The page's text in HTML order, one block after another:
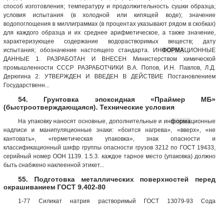
способ изготовления; температуру и продолжительность сушки образца;
условия испытания (в холодной или кипящей воде); значение
водопоглощения в миллиграммах (в процентах указывают рядом в скобках)
для каждого образца и их среднее арифметическое, а также значение,
характеризующее содержание водорастворимых веществ; дату
испытания; обозначение настоящего стандарта. ИНФОРМАЦИОННЫЕ
ДАННЫЕ 1. РАЗРАБОТАН И ВНЕСЕН Министерством химической
промышленности СССР РАЗРАБОТЧИКИ В.А. Попов, И.Н. Павлов, Л.Д.
Дерюгина 2. УТВЕРЖДЕН И ВВЕДЕН В ДЕЙСТВИЕ Постановлением
Государственн...
54. Грунтовка эпоксидная «Праймер МБ»
(быстроотверждающаяся). Технические условия
На упаковку наносят основные, дополнительные и информационные
надписи и манипуляционные знаки: «боится нагрева», «вверх», «не
кантовать», «герметическая упаковка», знак опасности и
классификационный шифр группы опасности грузов 3212 по ГОСТ 19433,
серийный номер ООН 1139. 1.5.3. каждое тарное место (упаковка) должно
быть снабжено наклеенной этикет...
55. Подготовка металлических поверхностей перед
окрашиванием ГОСТ 9.402-80
1-77 Силикат натрия растворимый ГОСТ 13079-93 Сода